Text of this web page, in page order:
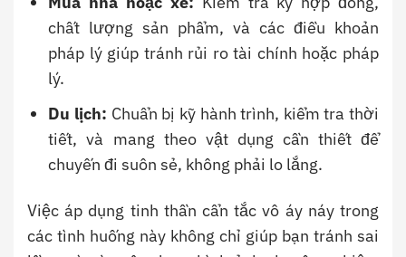
chất lượng sản phẩm, và các điều khoản
pháp lý giúp tránh rủi ro tài chính hoặc pháp
lý.
Du lịch: Chuẩn bị kỹ hành trình, kiểm tra thời
tiết, và mang theo vật dụng cần thiết để
chuyến đi suôn sẻ, không phải lo lắng.
Việc áp dụng tinh thần cẩn tắc vô áy náy trong
các tình huống này không chỉ giúp bạn tránh sai